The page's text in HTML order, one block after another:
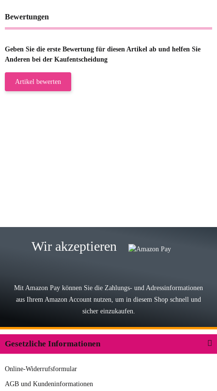
Bewertungen
Geben Sie die erste Bewertung für diesen Artikel ab und helfen Sie
Anderen bei der Kaufentscheidung
Artikel bewerten
Lieferung, man kann bedenkenlos
Der Koffer macht einen sehr soliden
Wir akzeptieren
Mit Amazon Pay können Sie die Zahlungs- und Adressinformationen
aus Ihrem Amazon Account nutzen, um in diesem Shop schnell und
sicher einzukaufen.
Gesetzliche Informationen
Online-Widerrufsformular
AGB und Kundeninformationen